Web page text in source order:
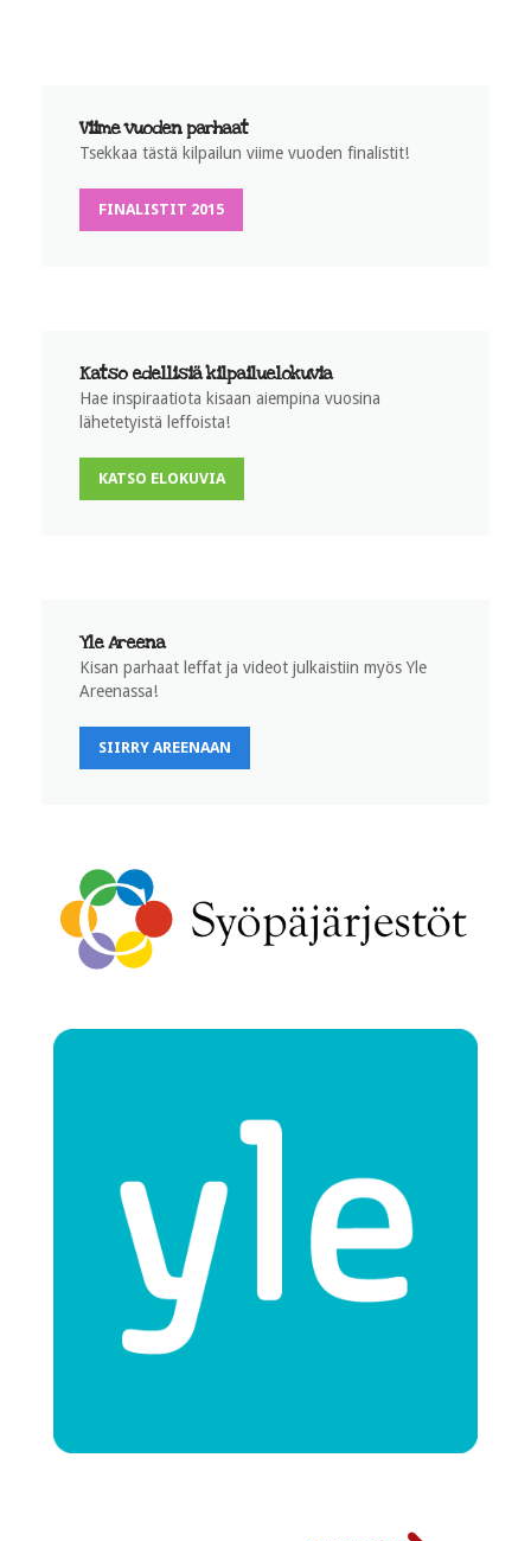
Viime vuoden parhaat
Tsekkaa tästä kilpailun viime vuoden finalistit!
FINALISTIT 2015
Katso edellisiä kilpailuelokuvia
Hae inspiraatiota kisaan aiempina vuosina
lähetetyistä leffoista!
KATSO ELOKUVIA
Yle Areena
Kisan parhaat leffat ja videot julkaistiin myös Yle
Areenassa!
SIIRRY AREENAAN